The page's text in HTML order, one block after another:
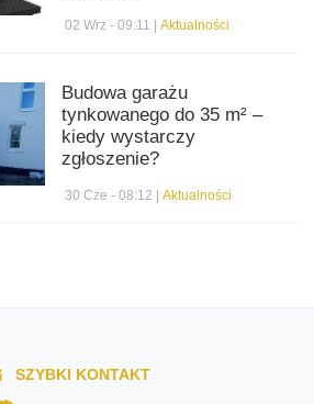
02 Wrz - 09:11 |Aktualności
Budowa garażu
tynkowanego do 35 m² –
kiedy wystarczy
zgłoszenie?
30 Cze - 08:12 |Aktualności
SZYBKI KONTAKT